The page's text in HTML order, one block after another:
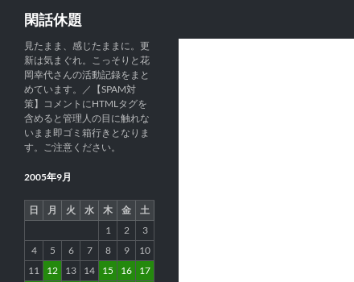
閑話休題
見たまま、感じたままに。更
新は気まぐれ。こっそりと花
岡幸代さんの活動記録をまと
めています。／【SPAM対
策】コメントにHTMLタグを
含めると管理人の目に触れな
いまま即ゴミ箱行きとなりま
す。ご注意ください。
2005年9月
日 月 火 水 木 金
土
1
2
3
4
5 6 7 8 9
10
11
12 13 14 15 16
17